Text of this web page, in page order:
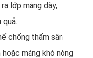
lớp màng dày,
quả.
chống thấm sân
màng khò nóng